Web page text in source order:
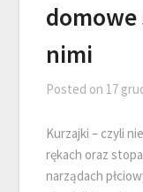
nimi
Posted on 17
Kurzajki – czyli
rękach oraz
narządach